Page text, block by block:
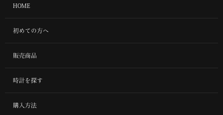
HOME
初めての方へ
販売商品
時計を探す
購入方法